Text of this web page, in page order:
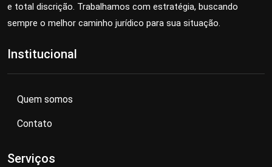
e total discrição. Trabalhamos com estratégia, buscando
sempre o melhor caminho jurídico para sua situação.
Institucional
Quem somos
Contato
Serviços